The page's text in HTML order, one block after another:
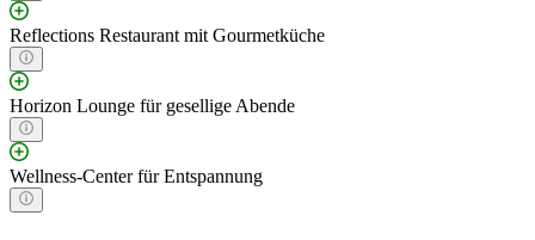
Reflections Restaurant mit Gourmetküche
Horizon Lounge für gesellige Abende
Wellness-Center für Entspannung